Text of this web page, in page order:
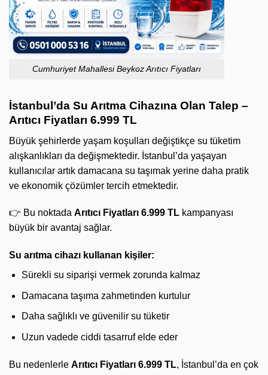
Cumhuriyet Mahallesi Beykoz Arıtıcı Fiyatları
İstanbul’da Su Arıtma Cihazına Olan Talep –
Arıtıcı Fiyatları 6.999 TL
Büyük şehirlerde yaşam koşulları değiştikçe su tüketim
alışkanlıkları da değişmektedir. İstanbul’da yaşayan
kullanıcılar artık damacana su taşımak yerine daha pratik
ve ekonomik çözümler tercih etmektedir.
👉 Bu noktada Arıtıcı Fiyatları 6.999 TL kampanyası
büyük bir avantaj sağlar.
Su arıtma cihazı kullanan kişiler:
Sürekli su siparişi vermek zorunda kalmaz
Damacana taşıma zahmetinden kurtulur
Daha sağlıklı ve güvenilir su tüketir
Uzun vadede ciddi tasarruf elde eder
Bu nedenlerle Arıtıcı Fiyatları 6.999 TL, İstanbul’da en çok